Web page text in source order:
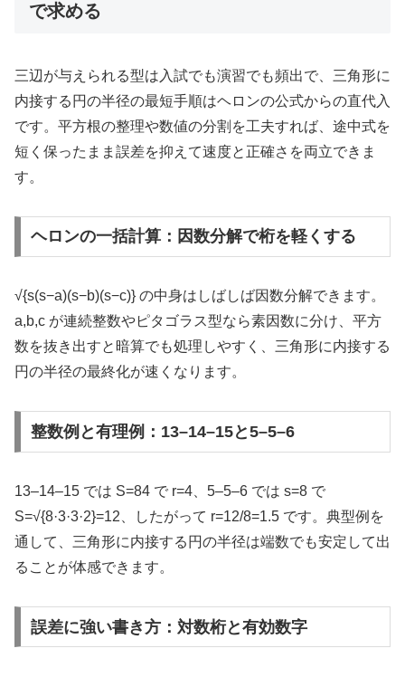
で求める
三辺が与えられる型は入試でも演習でも頻出で、三角形に
内接する円の半径の最短手順はヘロンの公式からの直代入
です。平方根の整理や数値の分割を工夫すれば、途中式を
短く保ったまま誤差を抑えて速度と正確さを両立できま
す。
ヘロンの一括計算：因数分解で桁を軽くする
√{s(s−a)(s−b)(s−c)} の中身はしばしば因数分解できます。
a,b,c が連続整数やピタゴラス型なら素因数に分け、平方
数を抜き出すと暗算でも処理しやすく、三角形に内接する
円の半径の最終化が速くなります。
整数例と有理例：13–14–15と5–5–6
13–14–15 では S=84 で r=4、5–5–6 では s=8 で
S=√{8·3·3·2}=12、したがって r=12/8=1.5 です。典型例を
通して、三角形に内接する円の半径は端数でも安定して出
ることが体感できます。
誤差に強い書き方：対数桁と有効数字